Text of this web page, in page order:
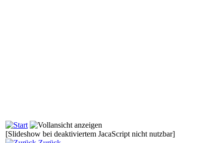
[Slideshow bei deaktiviertem JacaScript nicht nutzbar]